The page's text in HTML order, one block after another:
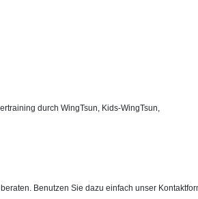
durch WingTsun, Kids-WingTsun,
Benutzen Sie dazu einfach unser